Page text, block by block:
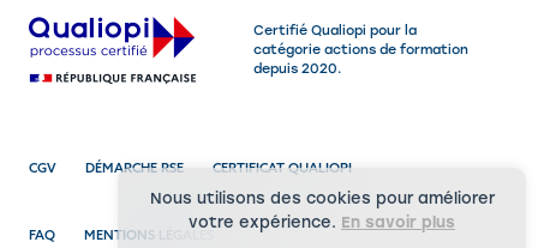
Nous utilisons des cookies pour améliorer
votre expérience. En savoir plus
Certifié Qualiopi pour la
catégorie actions de formation
depuis 2020.
CGV DÉMARCHE RSE CERTIFICAT QUALIOPI
FAQ MENTIONS LÉGALES